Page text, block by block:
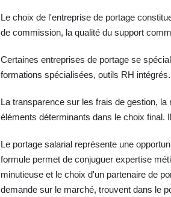
Le choix de l'entreprise de portage
de commission, la qualité du support
Certaines entreprises de portage se
formations spécialisées, outils RH
La transparence sur les frais de gestion,
éléments déterminants dans le choix final.
Le portage salarial représente une
formule permet de conjuguer expertise
minutieuse et le choix d'un partenaire de
demande sur le marché, trouvent dans le